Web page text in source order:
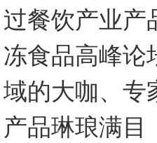
过餐饮产业产
冻食品高峰论
域的大咖、专
产品琳琅满